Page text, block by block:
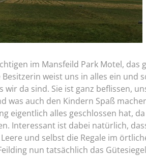
im Mansfeild Park Motel, das
weist uns in alles ein und
da sind. Sie ist ganz beflissen,
auch den Kindern Spaß
eigentlich alles geschlossen hat,
Interessant ist dabei natürlich,
und selbst die Regale im
nun tatsächlich das